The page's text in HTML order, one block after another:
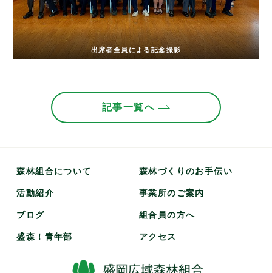
出席者全員による記念撮影
記事一覧へ
森林組合について 森林づくりのお手伝い
活動紹介 事業所のご案内
ブログ 組合員の方へ
盛森！青年部 アクセス